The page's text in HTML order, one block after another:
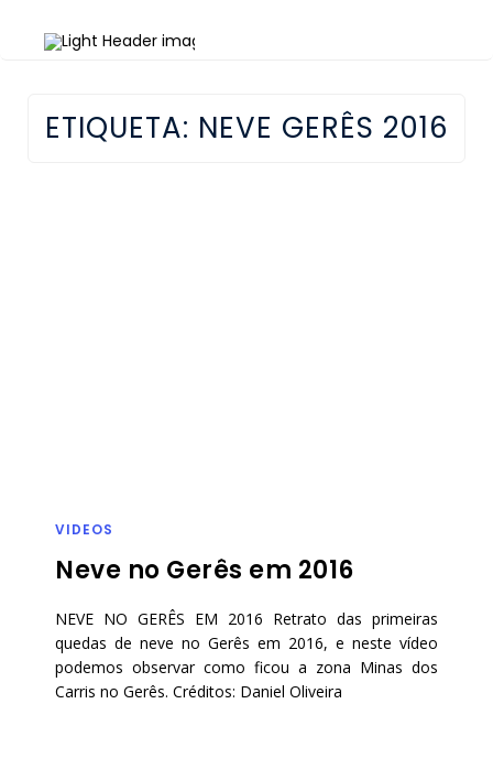
ETIQUETA: NEVE GERÊS 2016
VIDEOS
Neve no Gerês em 2016
NEVE NO GERÊS EM 2016 Retrato das primeiras
quedas de neve no Gerês em 2016, e neste vídeo
podemos observar como ficou a zona Minas dos
Carris no Gerês. Créditos: Daniel Oliveira